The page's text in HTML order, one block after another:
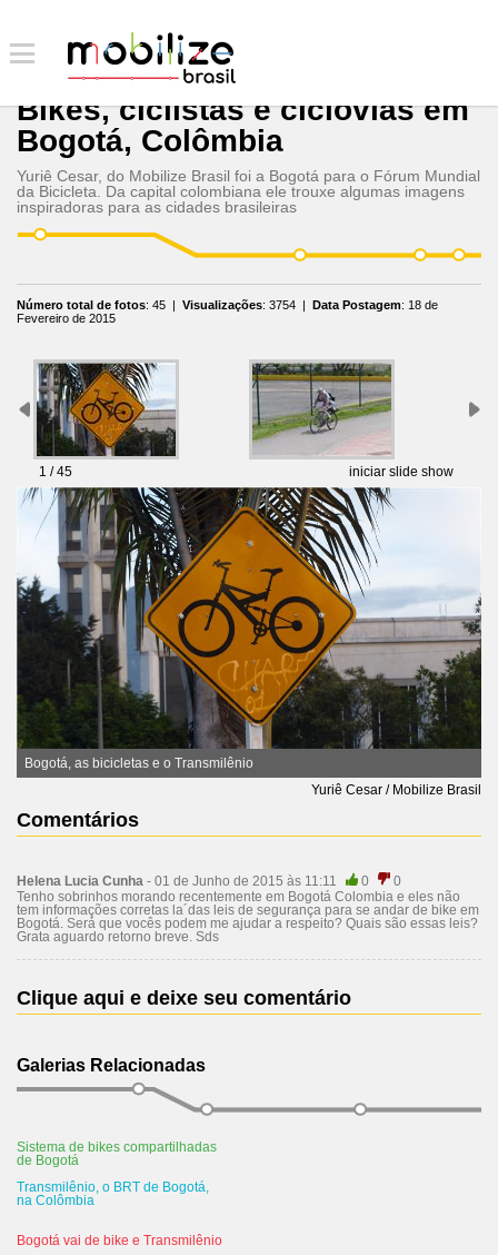
Bikes, ciclistas e ciclovias em
Bogotá, Colômbia
Yuriê Cesar, do Mobilize Brasil foi a Bogotá para o Fórum Mundial
da Bicicleta. Da capital colombiana ele trouxe algumas imagens
inspiradoras para as cidades brasileiras
Número total de fotos: 45 | Visualizações: 3754 | Data Postagem: 18 de
Fevereiro de 2015
1 / 45 iniciar slide show
Bogotá, as bicicletas e o Transmilênio
Yuriê Cesar / Mobilize Brasil
Comentários
Helena Lucia Cunha - 01 de Junho de 2015 às 11:11 0
0
Tenho sobrinhos morando recentemente em Bogotá Colombia e eles não
tem informações corretas la´das leis de segurança para se andar de bike em
Bogotá. Será que vocês podem me ajudar a respeito? Quais são essas leis?
Grata aguardo retorno breve. Sds
Clique aqui e deixe seu comentário
Galerias Relacionadas
Sistema de bikes compartilhadas
de Bogotá
Transmilênio, o BRT de Bogotá,
na Colômbia
Bogotá vai de bike e Transmilênio